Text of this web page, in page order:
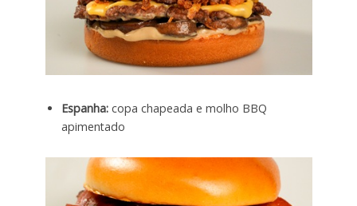
Espanha:copa chapeada e molho BBQ
apimentado